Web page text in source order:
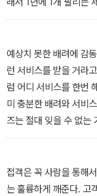
니다. 어떻게 쓰던 그건
예상치 못한 배려에 감
런 서비스를 받을 거라
럼 어디 서비스를 한번
미 충분한 배려와 서비
즈는 절대 잊을 수 없는
다. 정말 무서운 보디블
접객은 꼭 사람을 통해
는 훌륭하게 깨준다. 고